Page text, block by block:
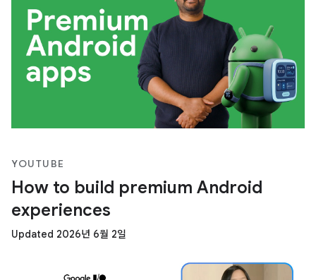
YOUTUBE
How to build premium Android
experiences
Updated 2026년 6월 2일